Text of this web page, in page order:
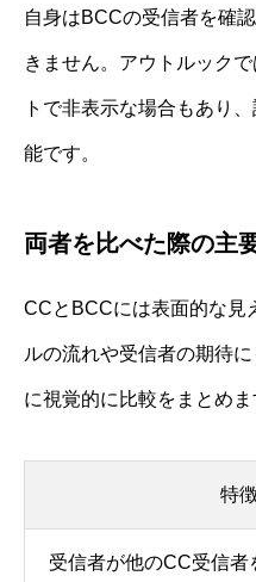
自身はBCCの受信者を確
きません。アウトルック
トで非表示な場合もあり
能です。
両者を比べた際の主
CCとBCCには表面的な見
ルの流れや受信者の期待
に視覚的に比較をまとめま
特
受信者が他のCC受信者